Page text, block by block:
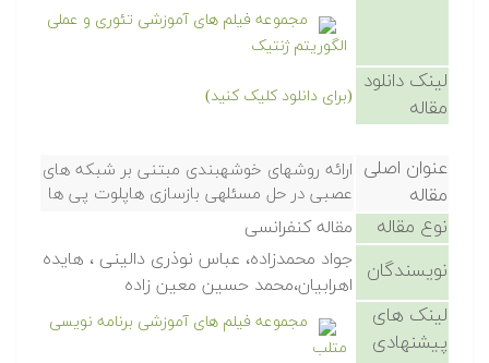
مجموعه فیلم های آموزشی تئوری و عملی
الگوریتم ژنتیک
لینک دانلود
مقاله
(برای دانلود کلیک کنید)
عنوان اصلی
مقاله
ارائه روشهای خوشهبندی مبتنی بر شبکه های
عصبی در حل مسئلهی بازسازی هاپلوت پی ها
نوع مقاله مقاله کنفرانسی
نویسندگان
جواد محمدزاده، عباس نوذری دالینی ، هایده
اهرابیان،محمد حسین معین زاده
لینک های
پیشنهادی
مجموعه فیلم های آموزشی برنامه نویسی
متلب